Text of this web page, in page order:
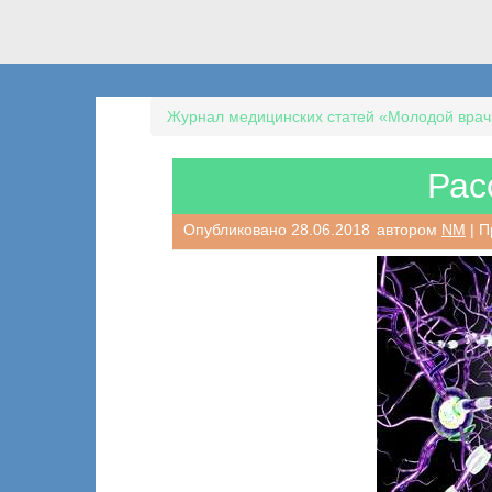
Журнал медицинских статей «Молодой
Опубликовано 28.06.2018 автором NM |